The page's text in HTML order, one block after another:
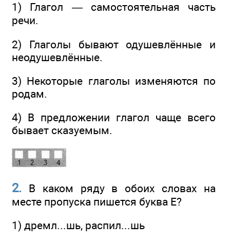
1) Глагол — самостоятельная часть
речи.
2) Глаголы бывают одушевлённые и
неодушевлённые.
3) Некоторые глаголы изменяются по
родам.
4) В предложении глагол чаще всего
бывает сказуемым.
2. В каком ряду в обоих словах на
месте пропуска пишется буква Е?
1) дремл...шь, распил...шь